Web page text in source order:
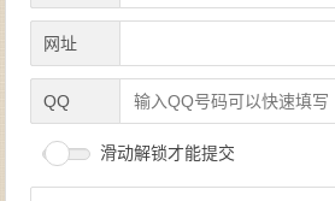
网址
QQ
滑动解锁才能提交